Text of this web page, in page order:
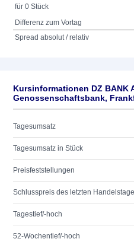
für 0 Stück
Differenz zum Vortag
Spread absolut / relativ
Kursinformationen DZ BANK
Genossenschaftsbank,
Tagesumsatz
Tagesumsatz in Stück
Preisfeststellungen
Schlusspreis des letzten
Tagestief/-hoch
52-Wochentief/-hoch